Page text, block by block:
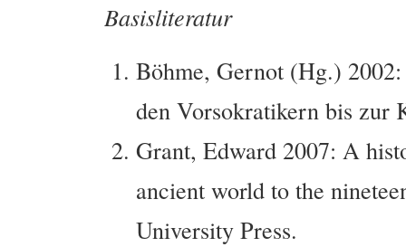
Basisliteratur
Böhme, Gernot (Hg.)
den Vorsokratikern bis zur
Grant, Edward 2007: A
ancient world to the
University Press.